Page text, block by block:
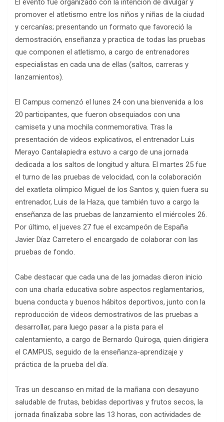
El evento fue organizado con la intención de divulgar y
promover el atletismo entre los niños y niñas de la ciudad
y cercanías; presentando un formato que favoreció la
demostración, enseñanza y practica de todas las pruebas
que componen el atletismo, a cargo de entrenadores
especialistas en cada una de ellas (saltos, carreras y
lanzamientos).
El Campus comenzó el lunes 24 con una bienvenida a los
20 participantes, que fueron obsequiados con una
camiseta y una mochila conmemorativa. Tras la
presentación de videos explicativos, el entrenador Luis
Merayo Cantalapiedra estuvo a cargo de una jornada
dedicada a los saltos de longitud y altura. El martes 25 fue
el turno de las pruebas de velocidad, con la colaboración
del exatleta olímpico Miguel de los Santos y, quien fuera su
entrenador, Luis de la Haza, que también tuvo a cargo la
enseñanza de las pruebas de lanzamiento el miércoles 26.
Por último, el jueves 27 fue el excampeón de España
Javier Díaz Carretero el encargado de colaborar con las
pruebas de fondo.
Cabe destacar que cada una de las jornadas dieron inicio
con una charla educativa sobre aspectos reglamentarios,
buena conducta y buenos hábitos deportivos, junto con la
reproducción de videos demostrativos de las pruebas a
desarrollar, para luego pasar a la pista para el
calentamiento, a cargo de Bernardo Quiroga, quien dirigiera
el CAMPUS, seguido de la enseñanza-aprendizaje y
práctica de la prueba del día.
Tras un descanso en mitad de la mañana con desayuno
saludable de frutas, bebidas deportivas y frutos secos, la
jornada finalizaba sobre las 13 horas, con actividades de